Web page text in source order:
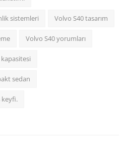
sistemleri Volvo S40 tasarım
Volvo S40 yorumları
sedan
keyfi.